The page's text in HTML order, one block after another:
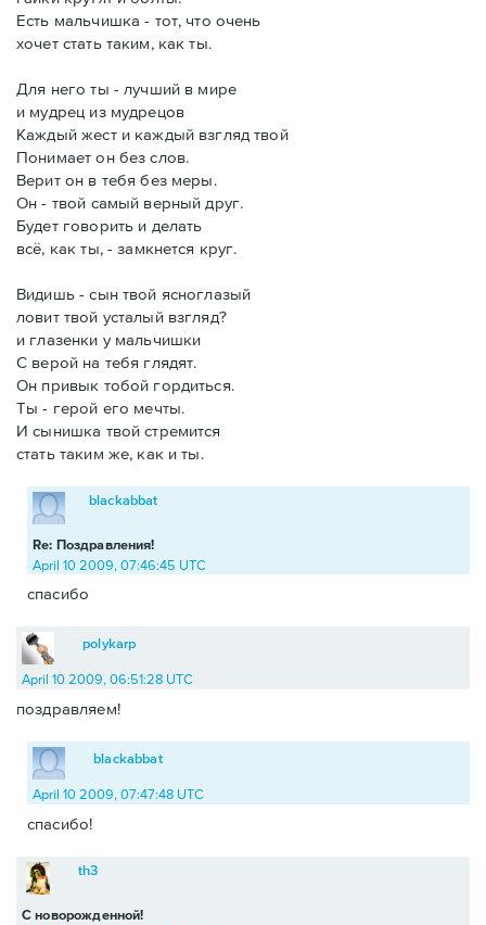
Есть мальчишка - тот, что очень
хочет стать таким, как ты.
Для него ты - лучший в мире
и мудрец из мудрецов
Каждый жест и каждый взгляд твой
Понимает он без слов.
Верит он в тебя без меры.
Он - твой самый верный друг.
Будет говорить и делать
всё, как ты, - замкнется круг.
Видишь - сын твой ясноглазый
ловит твой усталый взгляд?
и глазенки у мальчишки
С верой на тебя глядят.
Он привык тобой гордиться.
Ты - герой его мечты.
И сынишка твой стремится
стать таким же, как и ты.
Re: Поздравления!
blackabbat
April 10 2009, 07:46:45 UTC
спасибо
polykarp
April 10 2009, 06:51:28 UTC
поздравляем!
blackabbat
April 10 2009, 07:47:48 UTC
спасибо!
С новорожденной!
th3